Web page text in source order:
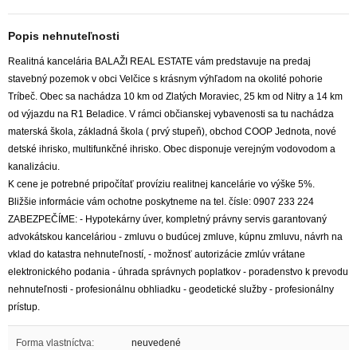
Popis nehnuteľnosti
Realitná kancelária BALAŽI REAL ESTATE vám predstavuje na predaj
stavebný pozemok v obci Velčice s krásnym výhľadom na okolité pohorie
Tríbeč. Obec sa nachádza 10 km od Zlatých Moraviec, 25 km od Nitry a 14 km
od výjazdu na R1 Beladice. V rámci občianskej vybavenosti sa tu nachádza
materská škola, základná škola ( prvý stupeň), obchod COOP Jednota, nové
detské ihrisko, multifunkčné ihrisko. Obec disponuje verejným vodovodom a
kanalizáciu.
K cene je potrebné pripočítať províziu realitnej kancelárie vo výške 5%.
Bližšie informácie vám ochotne poskytneme na tel. čísle: 0907 233 224
ZABEZPEČÍME: - Hypotekárny úver, kompletný právny servis garantovaný
advokátskou kanceláriou - zmluvu o budúcej zmluve, kúpnu zmluvu, návrh na
vklad do katastra nehnuteľností, - možnosť autorizácie zmlúv vrátane
elektronického podania - úhrada správnych poplatkov - poradenstvo k prevodu
nehnuteľnosti - profesionálnu obhliadku - geodetické služby - profesionálny
prístup.
Forma vlastníctva:
neuvedené